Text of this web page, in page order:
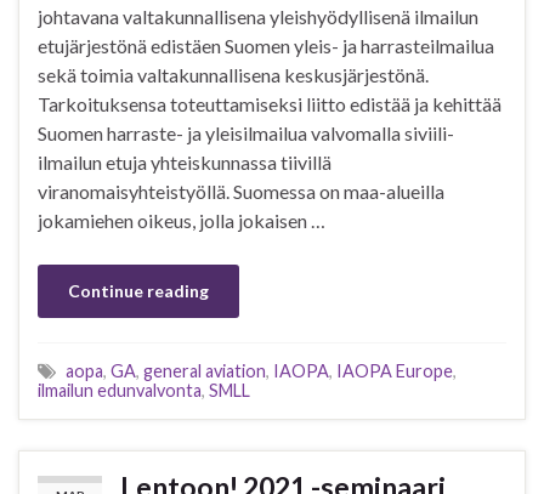
johtavana valtakunnallisena yleishyödyllisenä ilmailun
etujärjestönä edistäen Suomen yleis- ja harrasteilmailua
sekä toimia valtakunnallisena keskusjärjestönä.
Tarkoituksensa toteuttamiseksi liitto edistää ja kehittää
Suomen harraste- ja yleisilmailua valvomalla siviili-
ilmailun etuja yhteiskunnassa tiivillä
viranomaisyhteistyöllä. Suomessa on maa-alueilla
jokamiehen oikeus, jolla jokaisen …
Continue reading
aopa, GA, general aviation, IAOPA, IAOPA Europe,
ilmailun edunvalvonta, SMLL
Lentoon! 2021 -seminaari